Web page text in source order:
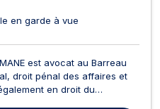
en garde à vue
est avocat au Barreau
droit pénal des affaires et
en droit du